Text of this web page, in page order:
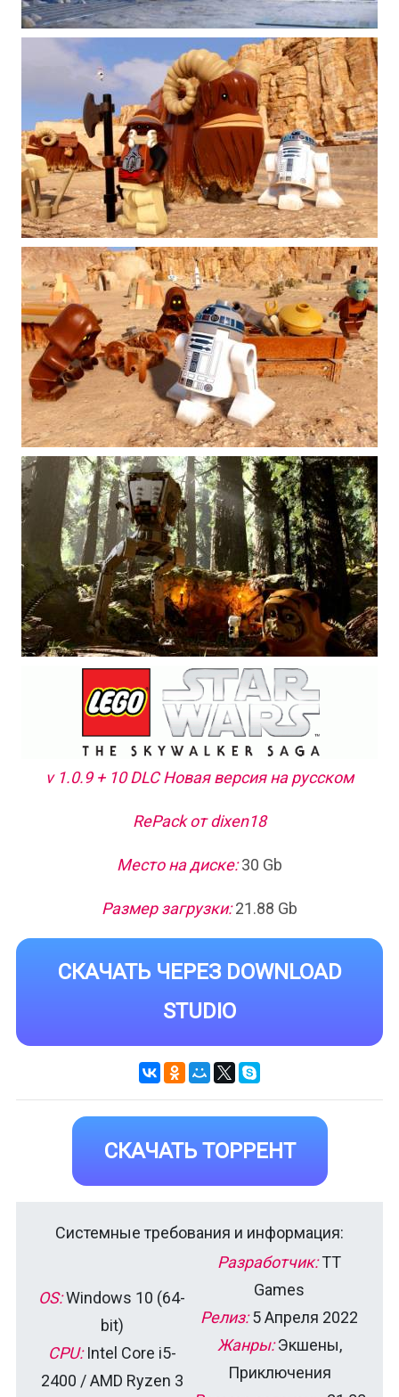
v 1.0.9 + 10 DLC Новая версия на русском
RePack от dixen18
Место на диске:30 Gb
Размер загрузки:21.88 Gb
СКАЧАТЬ ЧЕРЕЗ DOWNLOAD
STUDIO
СКАЧАТЬ ТОРРЕНТ
Системные требования и информация:
OS:Windows 10 (64-
bit)
CPU:Intel Core i5-
2400 / AMD Ryzen 3
Разработчик:TT
Games
Релиз:5 Апреля 2022
Жанры:Экшены,
Приключения